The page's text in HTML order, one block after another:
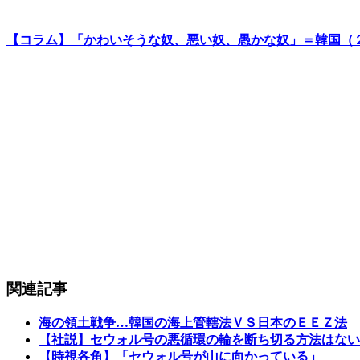
【コラム】「かわいそうな奴、悪い奴、愚かな奴」＝韓国（
関連記事
海の領土戦争…韓国の海上管轄法ＶＳ日本のＥＥＺ法
【社説】セウォル号の悪循環の輪を断ち切る方法はな
【時視各角】「セウォル号が山に向かっている」